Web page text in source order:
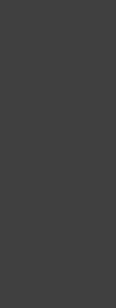
Effizienz
dazu beitragen kann,
zu erhöhen?
Edelgas